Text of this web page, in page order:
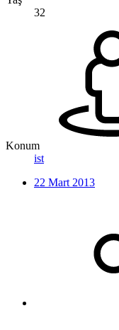
32
Konum
ist
22 Mart 2013